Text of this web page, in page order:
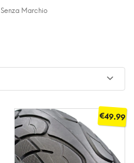
Senza Marchio
€49.99